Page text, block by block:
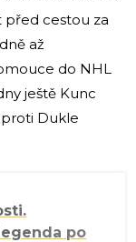
před cestou za
až
do NHL
ještě Kunc
Dukle
po